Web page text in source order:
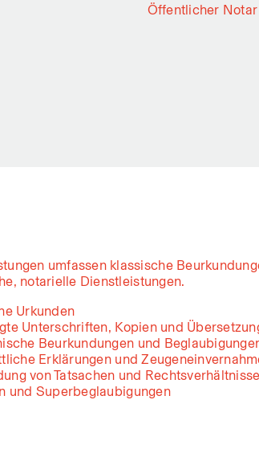
Öffentlicher Notar
umfassen klassische
notarielle Dienstleistungen.
Urkunden
Unterschriften, Kopien und
Beurkundungen und
Erklärungen und
von Tatsachen und
und Superbeglaubigungen